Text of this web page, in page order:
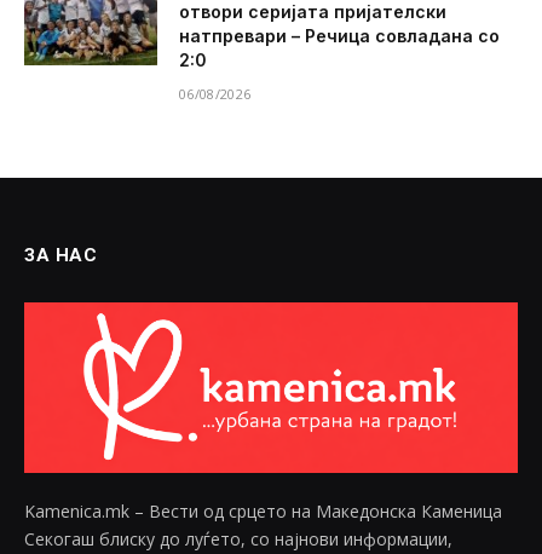
отвори серијата пријателски
натпревари – Речица совладана со
2:0
06/08/2026
ЗА НАС
Kamenica.mk – Вести од срцето на Македонска Каменица
Секогаш блиску до луѓето, со најнови информации,